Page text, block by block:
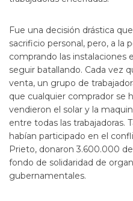
Fue una decisión drástica
sacrificio personal, pero, a la
comprando las instalaciones
seguir batallando. Cada vez
venta, un grupo de
que cualquier comprador se
vendieron el solar y la
entre todas las trabajadoras.
habían participado en el
Prieto, donaron 3.600.000
fondo de solidaridad de
gubernamentales.